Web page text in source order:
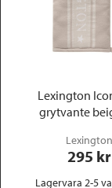
Lexington
grytvante
Lexington
295 kr
Lagervara 2-5